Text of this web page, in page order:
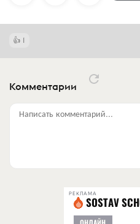
1
Комментарии
Написать комментарий...
РЕКЛАМА